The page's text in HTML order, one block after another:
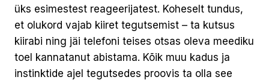
üks esimestest reageerijatest. Koheselt tundus,
et olukord vajab kiiret tegutsemist – ta kutsus
kiirabi ning jäi telefoni teises otsas oleva meediku
toel kannatanut abistama. Kõik muu kadus ja
instinktide ajel tegutsedes proovis ta olla see